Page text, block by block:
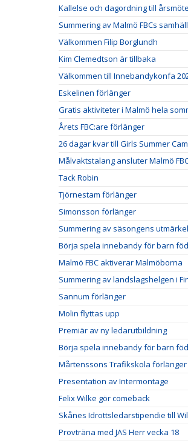
Kallelse och dagordning till
Summering av Malmö FBCs
Välkommen Filip Borglundh
Kim Clemedtson är tillbaka
Välkommen till Innebandykonfa
Eskelinen förlänger
Gratis aktiviteter i Malmö hela
Årets FBC:are förlänger
26 dagar kvar till Girls Summer
Målvaktstalang ansluter Malmö
Tack Robin
Tjörnestam förlänger
Simonsson förlänger
Summering av säsongens
Börja spela innebandy för barn
Malmö FBC aktiverar Malmöborna
Summering av landslagshelgen i
Sannum förlänger
Molin flyttas upp
Premiär av ny ledarutbildning
Börja spela innebandy för barn
Mårtenssons Trafikskola förlänger
Presentation av Intermontage
Felix Wilke gör comeback
Skånes Idrottsledarstipendie till
Provträna med JAS Herr vecka 18